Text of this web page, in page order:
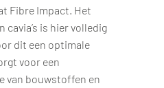
Fibre Impact. Het
is hier volledig
dit een optimale
voor een
van bouwstoffen en